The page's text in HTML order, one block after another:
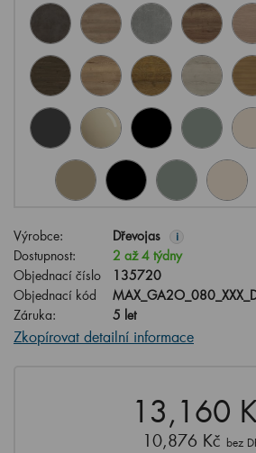
Výrobce: Dřevojas i
Dostupnost:
2 až 4 týdny
Objednací číslo
135720
Objednací kód
Záruka:
5 let
Zkopírovat detailní informace
13,160
10,876 Kč bez